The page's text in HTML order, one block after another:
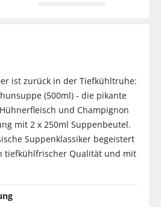
ist zurück in der Tiefkühltruhe:
(500ml) - die pikante
und Champignon
mit 2 x 250ml Suppenbeutel.
Suppenklassiker begeistert
tiefkühlfrischer Qualität und mit